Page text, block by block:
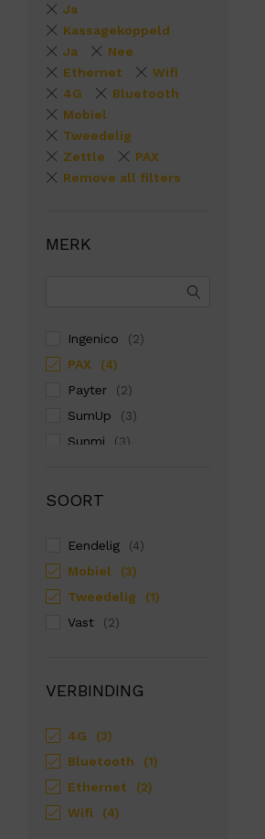
Ja
Kassagekoppeld
Ja
Nee
Ethernet
Wifi
4G
Bluetooth
Mobiel
Tweedelig
Zettle
PAX
Remove all filters
MERK
Ingenico (2)
PAX (4)
Payter (2)
SumUp (3)
Sunmi (3)
SOORT
Eendelig (4)
Mobiel (3)
Tweedelig (1)
Vast (2)
VERBINDING
4G (3)
Bluetooth (1)
Ethernet (2)
Wifi (4)